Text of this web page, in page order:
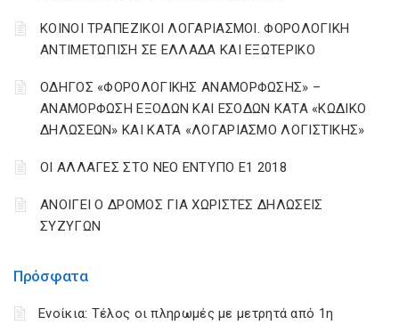
Πρόσφατα
Ενοίκια: Τέλος οι πληρωμές με μετρητά από 1η
ΚΟΙΝΟΙ ΤΡΑΠΕΖΙΚΟΙ ΛΟΓΑΡΙΑΣΜΟΙ. ΦΟΡΟΛΟΓΙΚΗ
ΑΝΤΙΜΕΤΩΠΙΣΗ ΣΕ ΕΛΛΑΔΑ ΚΑΙ ΕΞΩΤΕΡΙΚΟ
ΟΔΗΓΟΣ «ΦΟΡΟΛΟΓΙΚΗΣ ΑΝΑΜΟΡΦΩΣΗΣ» –
ΑΝΑΜΟΡΦΩΣΗ ΕΞΟΔΩΝ ΚΑΙ ΕΣΟΔΩΝ ΚΑΤΑ «ΚΩΔΙΚΟ
ΔΗΛΩΣΕΩΝ» ΚΑΙ ΚΑΤΑ «ΛΟΓΑΡΙΑΣΜΟ ΛΟΓΙΣΤΙΚΗΣ»
ΟΙ ΑΛΛΑΓΕΣ ΣΤΟ ΝΕΟ ΕΝΤΥΠΟ Ε1 2018
ΑΝΟΙΓΕΙ Ο ΔΡΟΜΟΣ ΓΙΑ ΧΩΡΙΣΤΕΣ ΔΗΛΩΣΕΙΣ
ΣΥΖΥΓΩΝ